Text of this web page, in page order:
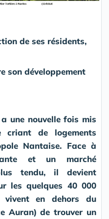
de ses résidents,
son développement
une nouvelle fois mis
criant de logements
Nantaise. Face à
et un marché
tendu, il devient
les quelques 40 000
en dehors du
Auran) de trouver un